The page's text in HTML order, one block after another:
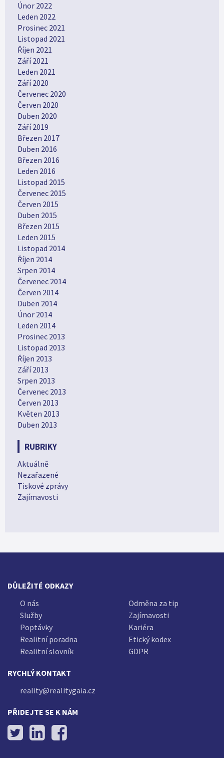
Únor 2022
Leden 2022
Prosinec 2021
Listopad 2021
Říjen 2021
Září 2021
Leden 2021
Září 2020
Červenec 2020
Červen 2020
Duben 2020
Září 2019
Březen 2017
Duben 2016
Březen 2016
Leden 2016
Listopad 2015
Červenec 2015
Červen 2015
Duben 2015
Březen 2015
Leden 2015
Listopad 2014
Říjen 2014
Srpen 2014
Červenec 2014
Červen 2014
Duben 2014
Únor 2014
Leden 2014
Prosinec 2013
Listopad 2013
Říjen 2013
Září 2013
Srpen 2013
Červenec 2013
Červen 2013
Květen 2013
Duben 2013
RUBRIKY
Aktuálně
Nezařazené
Tiskové zprávy
Zajímavosti
DŮLEŽITÉ ODKAZY
O nás
Služby
Poptávky
Realitní poradna
Realitní slovník
Odměna za tip
Zajímavosti
Kariéra
Etický kodex
GDPR
RYCHLÝ KONTAKT
reality@realitygaia.cz
PŘIDEJTE SE K NÁM